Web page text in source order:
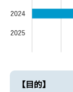
【目的】